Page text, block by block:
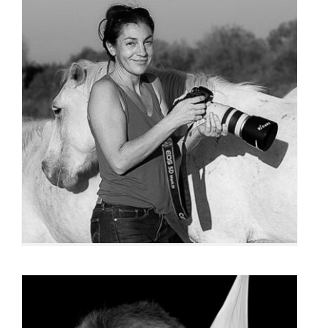
Cécile Domens